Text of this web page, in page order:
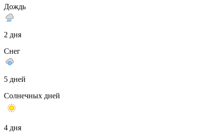
Дождь
2 дня
Снег
5 дней
Солнечных дней
4 дня